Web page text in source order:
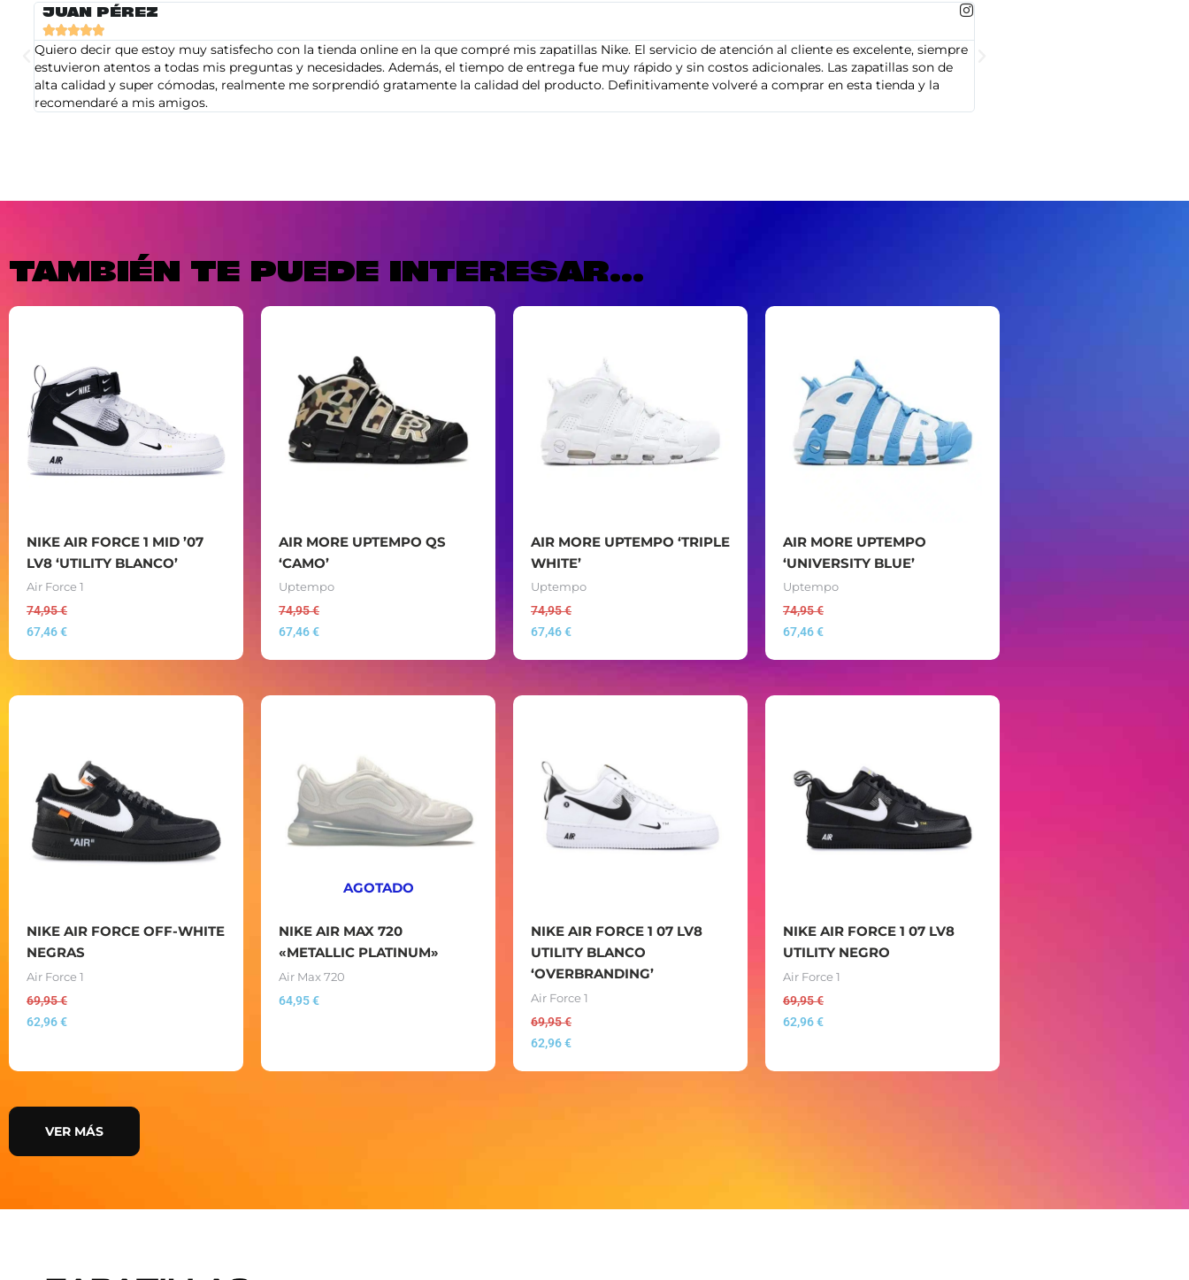
JUAN PÉREZ

Quiero decir que estoy muy satisfecho con la tienda online en la que compré mis zapatillas Nike. El servicio de atención al cliente es excelente, siempre
estuvieron atentos a todas mis preguntas y necesidades. Además, el tiempo de entrega fue muy rápido y sin costos adicionales. Las zapatillas son de
alta calidad y super cómodas, realmente me sorprendió gratamente la calidad del producto. Definitivamente volveré a comprar en esta tienda y la
recomendaré a mis amigos.
TAMBIÉN TE PUEDE INTERESAR...
NIKE AIR FORCE 1 MID ’07
LV8 ‘UTILITY BLANCO’
Air Force 1
74,95€
67,46€
AIR MORE UPTEMPO QS
‘CAMO’
Uptempo
74,95€
67,46€
AIR MORE UPTEMPO ‘TRIPLE
WHITE’
Uptempo
74,95€
67,46€
AIR MORE UPTEMPO
‘UNIVERSITY BLUE’
Uptempo
74,95€
67,46€
NIKE AIR FORCE OFF-WHITE
NEGRAS
Air Force 1
69,95€
62,96€
AGOTADO
NIKE AIR MAX 720
«METALLIC PLATINUM»
Air Max 720
64,95€
NIKE AIR FORCE 1 07 LV8
UTILITY BLANCO
‘OVERBRANDING’
Air Force 1
69,95€
62,96€
NIKE AIR FORCE 1 07 LV8
UTILITY NEGRO
Air Force 1
69,95€
62,96€
VER MÁS